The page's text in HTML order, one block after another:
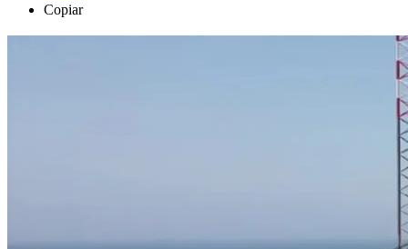
Copiar